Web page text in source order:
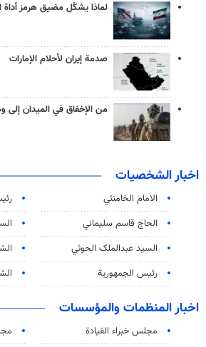
لماذا يشكّل مضيق هرمز أداة
صدمة إيران لأحلام الإمارات
من الإخفاق في الميدان إلى
اخبار الشخصيات
الامام الخامنئي
الحاج قاسم سليماني
السید عبدالملک الحوثي
رئيس الجمهورية
اخبار المنظمات والمؤسسات
مجلس خبراء القيادة